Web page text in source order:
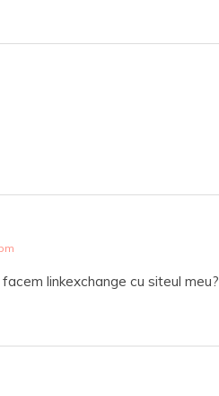
linkexchange cu siteul meu?